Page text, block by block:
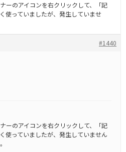
ーのアイコンを右クリックして、「記
使っていましたが、発生していませ
#1440
ーのアイコンを右クリックして、「記
使っていましたが、発生していません